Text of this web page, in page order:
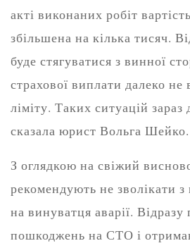
акті виконаних робіт
збільшена на кілька тисяч.
буде стягуватися з винної
страхової виплати далеко не
ліміту. Таких ситуацій зараз
сказала юрист Вольга Шейко.
З оглядкою на свіжий
рекомендують не зволікати
на винуватця аварії. Відразу
пошкоджень на СТО і